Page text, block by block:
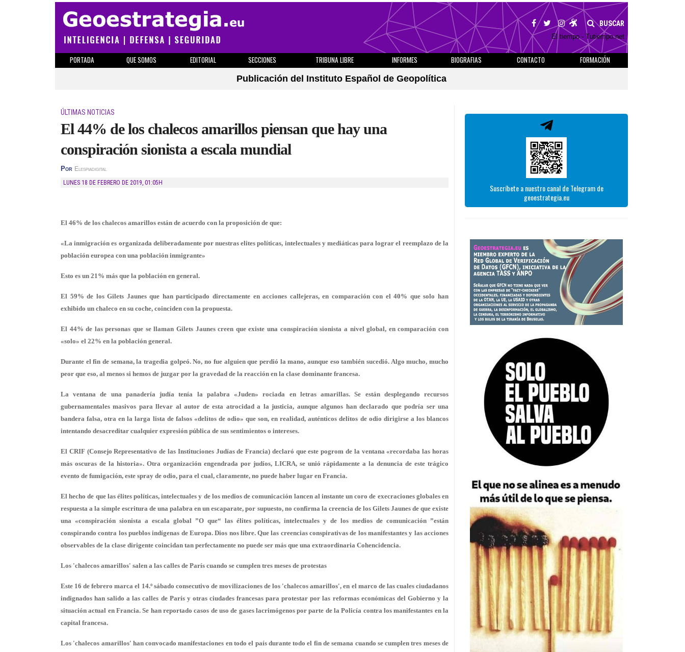
BUSCAR
El tiempo - Tutiempo.net
PORTADA QUE SOMOS EDITORIAL SECCIONES TRIBUNA LIBRE INFORMES BIOGRAFIAS CONTACTO
FORMACIÓN
Publicación del Instituto Español de Geopolítica
ÚLTIMAS NOTICIAS
El 44% de los chalecos amarillos piensan que hay una
conspiración sionista a escala mundial
Por Elespiadigital
LUNES 18 DE FEBRERO DE 2019, 01:05H
El 46% de los chalecos amarillos están de acuerdo con la proposición de que:
«La inmigración es organizada deliberadamente por nuestras elites políticas, intelectuales y mediáticas para lograr el reemplazo de la
población europea con una población inmigrante»
Esto es un 21% más que la población en general.
El 59% de los Gilets Jaunes que han participado directamente en acciones callejeras, en comparación con el 40% que solo han
exhibido un chaleco en su coche, coinciden con la propuesta.
El 44% de las personas que se llaman Gilets Jaunes creen que existe una conspiración sionista a nivel global, en comparación con
«solo» el 22% en la población general.
Durante el fin de semana, la tragedia golpeó. No, no fue alguien que perdió la mano, aunque eso también sucedió. Algo mucho, mucho
peor que eso, al menos si hemos de juzgar por la gravedad de la reacción en la clase dominante francesa.
La ventana de una panadería judía tenía la palabra «Juden» rociada en letras amarillas. Se están desplegando recursos
gubernamentales masivos para llevar al autor de esta atrocidad a la justicia, aunque algunos han declarado que podría ser una
bandera falsa, otra en la larga lista de falsos «delitos de odio» que son, en realidad, auténticos delitos de odio dirigirse a los blancos
intentando desacreditar cualquier expresión pública de sus sentimientos o intereses.
El CRIF (Consejo Representativo de las Instituciones Judías de Francia) declaró que este pogrom de la ventana «recordaba las horas
más oscuras de la historia». Otra organización engendrada por judíos, LICRA, se unió rápidamente a la denuncia de este trágico
evento de fumigación, este spray de odio, para el cual, claramente, no puede haber lugar en Francia.
El hecho de que las élites políticas, intelectuales y de los medios de comunicación lancen al instante un coro de execraciones globales en
respuesta a la simple escritura de una palabra en un escaparate, por supuesto, no confirma la creencia de los Gilets Jaunes de que existe
una «conspiración sionista a escala global ”O que“ las élites políticas, intelectuales y de los medios de comunicación ”están
conspirando contra los pueblos indígenas de Europa. Dios nos libre. Que las creencias conspirativas de los manifestantes y las acciones
observables de la clase dirigente coincidan tan perfectamente no puede ser más que una extraordinaria Cohencidencia.
Los 'chalecos amarillos' salen a las calles de París cuando se cumplen tres meses de protestas
Este 16 de febrero marca el 14.º sábado consecutivo de movilizaciones de los 'chalecos amarillos', en el marco de las cuales ciudadanos
indignados han salido a las calles de París y otras ciudades francesas para protestar por las reformas económicas del Gobierno y la
situación actual en Francia. Se han reportado casos de uso de gases lacrimógenospor parte de la Policía contra los manifestantes en la
capital francesa.
Los 'chalecos amarillos' han convocado manifestaciones en todo el país durante todo el fin de semana cuando se cumplen tres meses de
Suscríbete a nuestro canal de Telegram de
geoestrategia.eu